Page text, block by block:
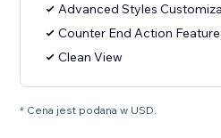
Advanced Styles
Counter End Action Feature
Clean View
* Cena jest podana w USD.